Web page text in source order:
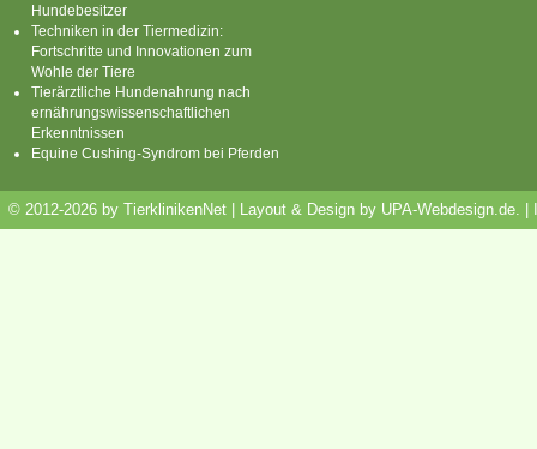
Hundebesitzer
Techniken in der Tiermedizin:
Fortschritte und Innovationen zum
Wohle der Tiere
Tierärztliche Hundenahrung nach
ernährungswissenschaftlichen
Erkenntnissen
Equine Cushing-Syndrom bei Pferden
© 2012-2026 by TierklinikenNet | Layout & Design by UPA-Webdesign.de.